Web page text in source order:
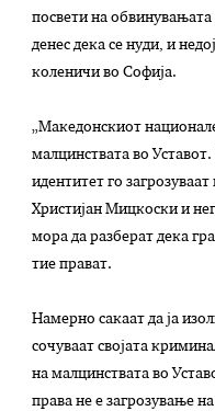
посвети на обвинувањата
денес дека се нуди, и
коленичи во Софија.
„Македонскиот
малцинствата во
идентитет го
Христијан Мицкоски и
мора да разберат дека
тие прават.
Намерно сакаат да ja
сочуваат својата
на малцинствата во
права не е загрозување